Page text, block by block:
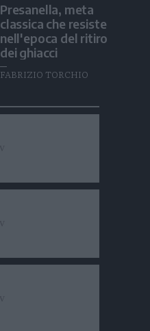
Presanella, meta
classica che resiste
nell'epoca del ritiro
dei ghiacci
FABRIZIO TORCHIO